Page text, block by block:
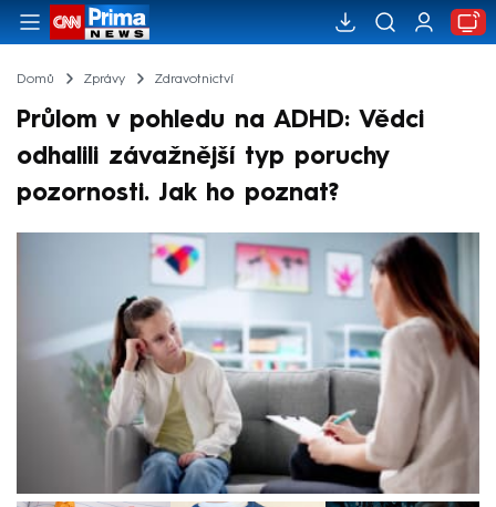
Domů Zprávy Zdravotnictví
Průlom v pohledu na ADHD: Vědci
odhalili závažnější typ poruchy
pozornosti. Jak ho poznat?